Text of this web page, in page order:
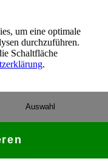
um eine optimale
durchzuführen.
Schaltfläche
.
Auswahl